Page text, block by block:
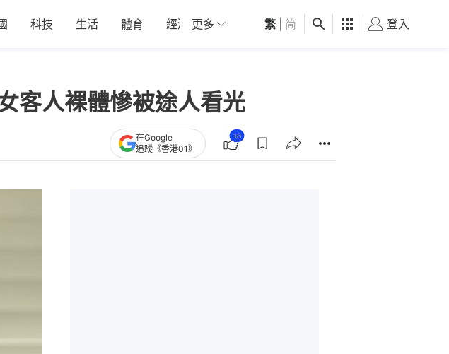
科技 生活 體育 經濟 01深圳 觀點 健康 好食玩飛
更多 繁 简 登入
客人裸體慘被途人看光
在Google
追蹤《香港01》
18